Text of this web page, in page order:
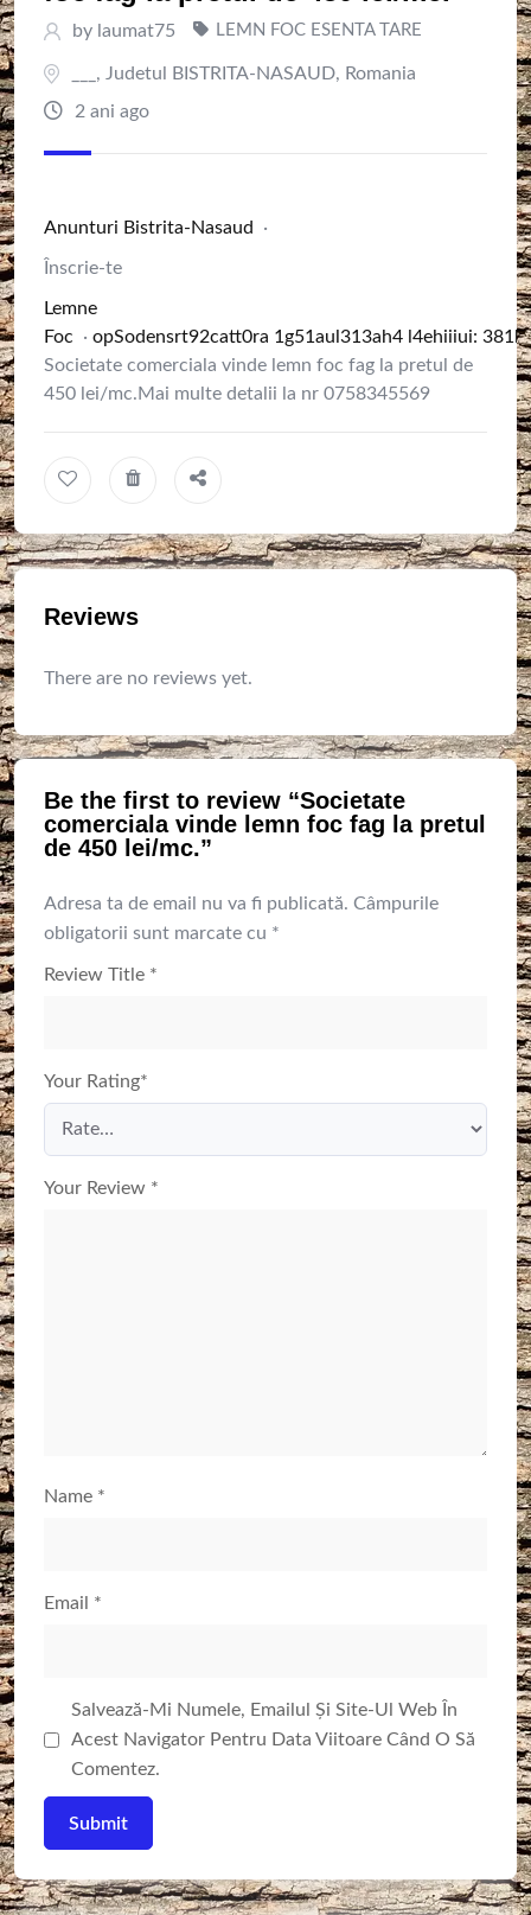
by laumat75 LEMN FOC ESENTA TARE
, Judetul BISTRITA-NASAUD, Romania
2 ani ago
Anunturi Bistrita-Nasaud ·
Înscrie-te
Lemne
Foc
· opSodensrt92cat0ra 1 g51 au 31 3ah4 4ehiiiui: 381 h
Societate comerciala vinde lemn foc fag la pretul de
450 lei/mc.Mai multe detalii la nr 0758345569
Reviews
There are no reviews yet.
Be the first to review “Societate
comerciala vinde lemn foc fag la pretul
de 450 lei/mc.”
Adresa ta de email nu va fi publicată. Câmpurile
obligatorii sunt marcate cu *
Review Title *
Your Rating*
Your Review *
Name *
Email *
Salvează-Mi Numele, Emailul Și Site-Ul Web În
Acest Navigator Pentru Data Viitoare Când O Să
Comentez.